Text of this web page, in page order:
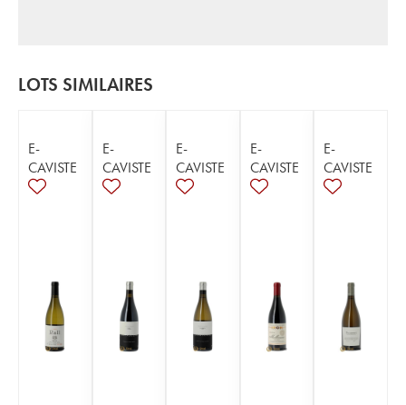
LOTS SIMILAIRES
E-
CAVISTE
E-
CAVISTE
E-
CAVISTE
E-
CAVISTE
E-
CAVISTE